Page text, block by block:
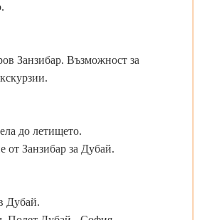
Занзибар. Възможност за
до летището.
от Занзибар за Дубай.
Дубай.